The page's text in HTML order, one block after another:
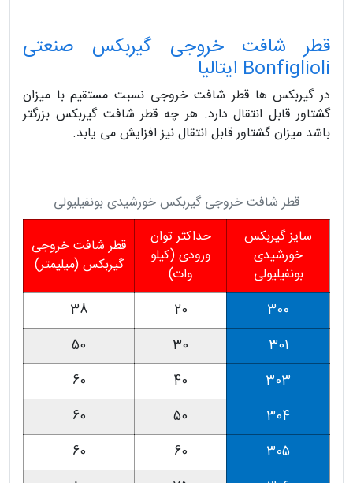
قطر شافت خروجی گیربکس صنعتی
Bonfiglioli ایتالیا
در گیربکس ها قطر شافت خروجی نسبت مستقیم با میزان
گشتاور قابل انتقال دارد. هر چه قطر شافت گیربکس بزرگتر
باشد میزان گشتاور قابل انتقال نیز افزایش می یابد.
قطر شافت خروجی گیربکس خورشیدی بونفیلیولی
سایز گیربکس
خورشیدی
بونفیلیولی
حداکثر توان
ورودی (کیلو
وات)
قطر شافت خروجی
گیربکس (میلیمتر)
300
20
38
301
30
50
303
40
60
304
50
60
305
60
60